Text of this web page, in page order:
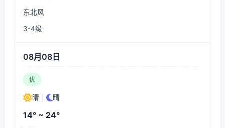
东北风
3-4级
08月08日
优
晴 晴
14° ~ 24°